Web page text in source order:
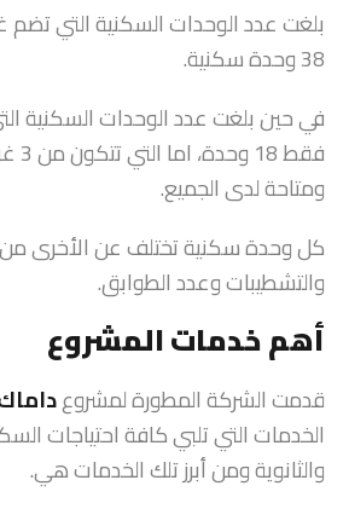
بلغت عدد الوحدات السكنية التي
38 وحدة سكنية.
في حين بلغت عدد الوحدات السكنية
ومتاحة لدى الجميع.
كل وحدة سكنية تختلف عن الأخرى
والتشطيبات وعدد الطوابق.
أهم خدمات المشروع
قدمت الشركة المطورة لمشروع
الخدمات التي تلبي كافة احتياجات
والثانوية ومن أبرز تلك الخدمات هي.